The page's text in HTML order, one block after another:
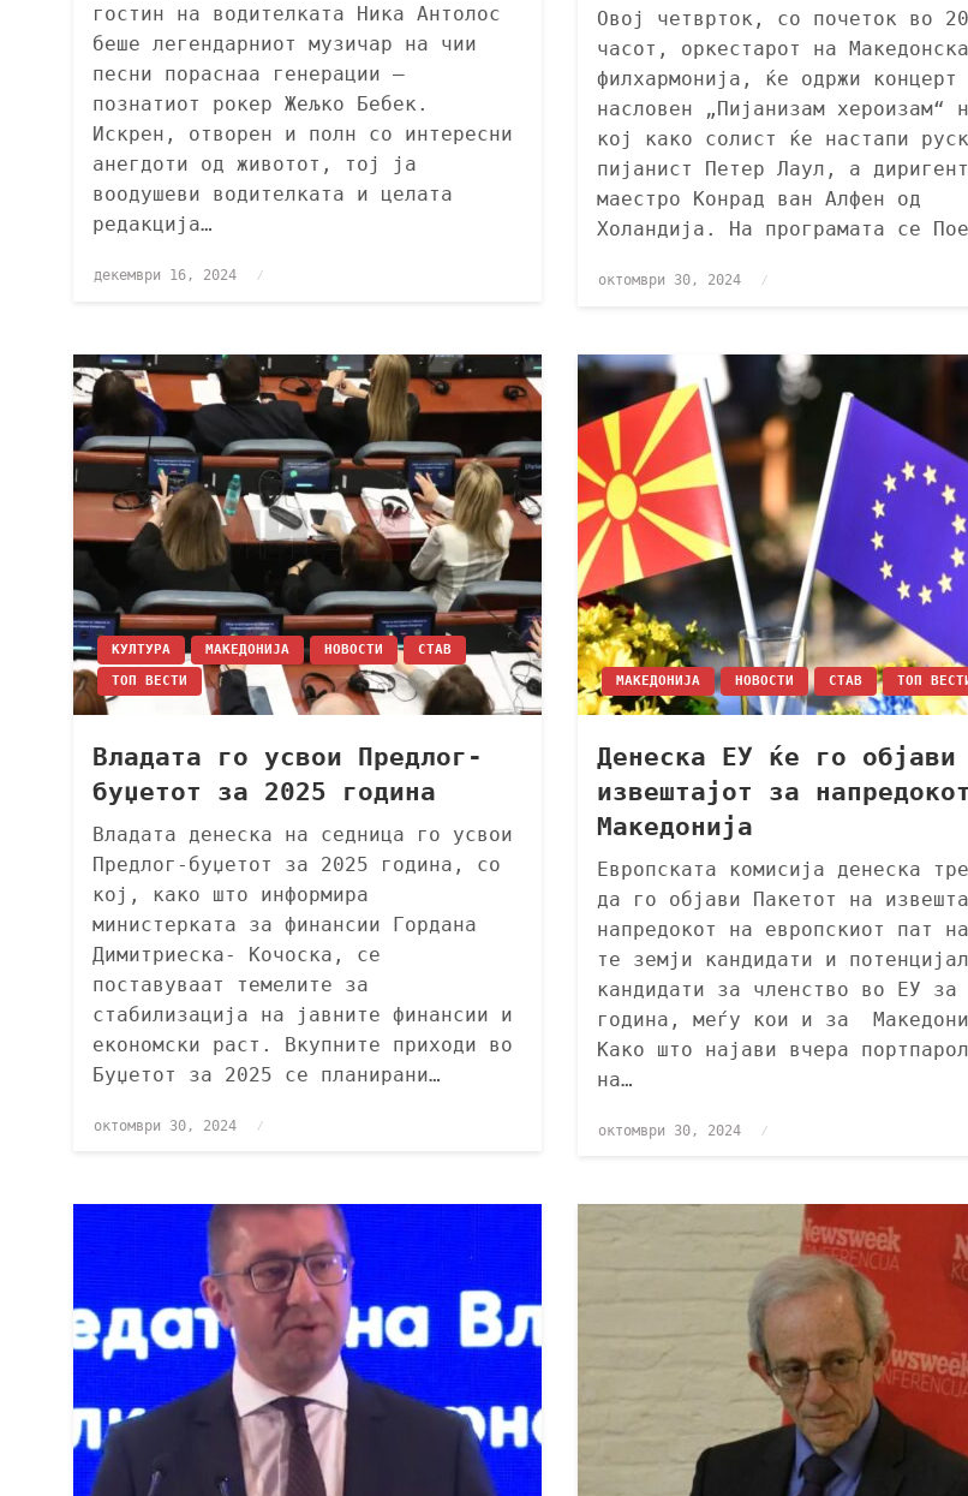
гостин на водителката Ника Антолос
беше легендарниот музичар на чии
песни пораснаа генерации –
познатиот рокер Жељко Бебек.
Искрен, отворен и полн со интересни
анегдоти од животот, тој ја
воодушеви водителката и целата
редакција…
декември 16, 2024
Овој четврток, со почеток во 20
часот, оркестарот на
филхармонија, ќе одржи концерт
насловен „Пијанизам хероизам“
кој како солист ќе настапи
пијанист Петер Лаул, а
маестро Конрад ван Алфен од
Холандија. На програмата се
октомври 30, 2024
КУЛТУРА МАКЕДОНИЈА НОВОСТИ
СТАВ
ТОП ВЕСТИ
Владата го усвои Предлог-
буџетот за 2025 година
Владата денеска на седница го усвои
Предлог-буџетот за 2025 година, со
кој, како што информира
министерката за финансии Гордана
Димитриеска- Кочоска, се
поставуваат темелите за
стабилизација на јавните финансии и
економски раст. Вкупните приходи во
Буџетот за 2025 се планирани…
октомври 30, 2024
МАКЕДОНИЈА НОВОСТИ СТАВ ТОП
Денеска ЕУ ќе го објави
извештајот за
Македонија
Европската комисија денеска
да го објави Пакетот на
напредокот на европскиот пат
те земји кандидати и
кандидати за членство во ЕУ за
година, меѓу кои и за
Како што најави вчера
на…
октомври 30, 2024